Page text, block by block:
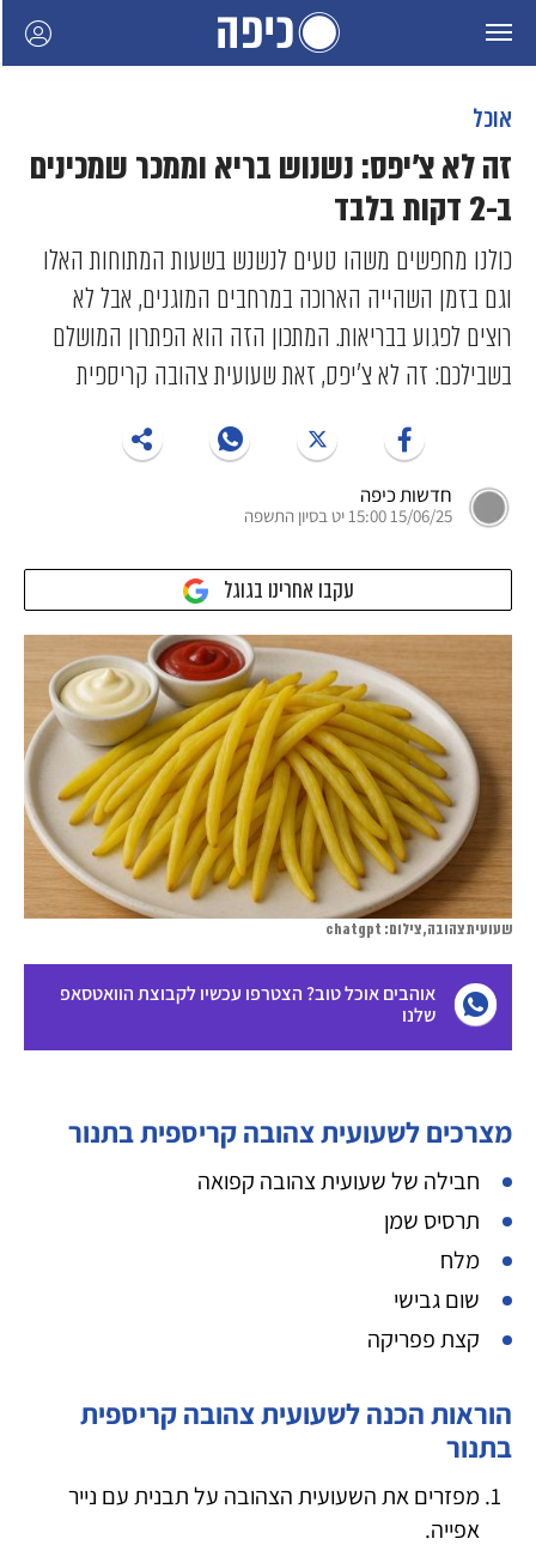
אוכל
זה לא צ'יפס: נשנוש בריא וממכר שמכינים
ב-2 דקות בלבד
כולנו מחפשים משהו טעים לנשנש בשעות המתוחות האלו
וגם בזמן השהייה הארוכה במרחבים המוגנים, אבל לא
רוצים לפגוע בבריאות. המתכון הזה הוא הפתרון המושלם
בשבילכם: זה לא צ'יפס, זאת שעועית צהובה קריספית
חדשות כיפה
15/06/25 15:00 יט בסיון התשפה
עקבו אחרינו בגוגל
שעועית צהובה, צילום: chatgpt
אוהבים אוכל טוב? הצטרפו עכשיו לקבוצת הוואטסאפ
שלנו
מצרכים לשעועית צהובה קריספית בתנור
חבילה של שעועית צהובה קפואה
תרסיס שמן
מלח
שום גבישי
קצת פפריקה
הוראות הכנה לשעועית צהובה קריספית
בתנור
מפזרים את השעועית הצהובה על תבנית עם נייר
אפייה.